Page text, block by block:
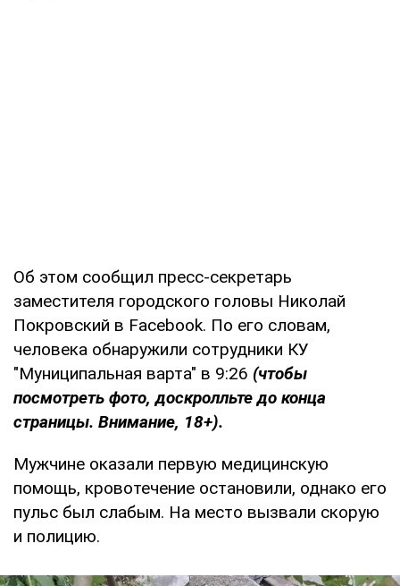
Об этом сообщил пресс-секретарь
заместителя городского головы Николай
Покровский в Facebook. По его словам,
человека обнаружили сотрудники КУ
"Муниципальная варта" в 9:26 (чтобы
посмотреть фото, доскролльте до конца
страницы. Внимание, 18+).
Мужчине оказали первую медицинскую
помощь, кровотечение остановили, однако его
пульс был слабым. На место вызвали скорую
и полицию.